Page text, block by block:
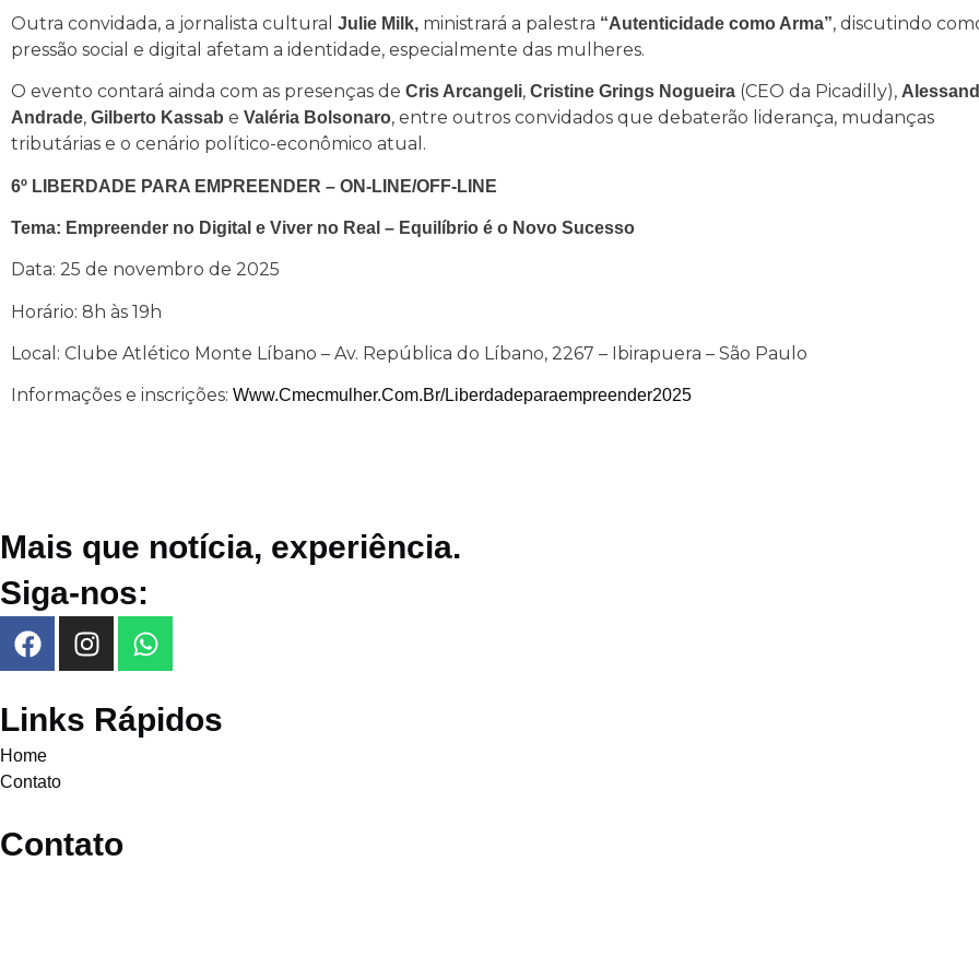
Outra convidada, a jornalista cultural Julie Milk, ministrará a palestra “Autenticidade como Arma”, discutindo
pressão social e digital afetam a identidade, especialmente das mulheres.
O evento contará ainda com as presenças de Cris Arcangeli, Cristine Grings Nogueira (CEO da Picadilly),
Andrade, Gilberto Kassab e Valéria Bolsonaro, entre outros convidados que debaterão liderança, mudanças
tributárias e o cenário político-econômico atual.
6º LIBERDADE PARA EMPREENDER – ON-LINE/OFF-LINE
Tema: Empreender no Digital e Viver no Real – Equilíbrio é o Novo Sucesso
Data: 25 de novembro de 2025
Horário: 8h às 19h
Local: Clube Atlético Monte Líbano – Av. República do Líbano, 2267 – Ibirapuera – São Paulo
Informações e inscrições: Www.cmecmulher.com.br/liberdadeparaempreender2025
Mais que notícia, experiência.
Siga-nos:
Links Rápidos
Home
Contato
Contato